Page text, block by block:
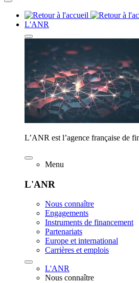
L'ANR
L’ANR est l’agence française de
Menu
L'ANR
Nous connaître
Engagements
Instruments de financement
Partenariats
Europe et international
Carrières et emplois
L'ANR
Nous connaître